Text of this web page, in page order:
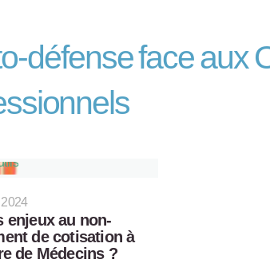
défense face aux
enjeux au non-
de cotisation à
de Médecins ?